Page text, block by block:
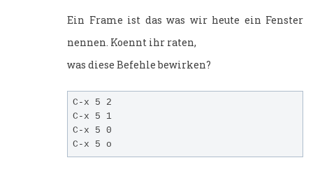
Ein Frame ist das was wir heute ein Fenster
nennen. Koennt ihr raten,
was diese Befehle bewirken?
C-x 5 2
C-x 5 1
C-x 5 0